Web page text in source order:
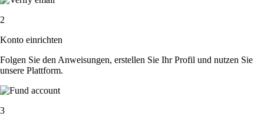
2
Konto einrichten
Folgen Sie den Anweisungen, erstellen Sie Ihr Profil und nutzen Sie
unsere Plattform.
3